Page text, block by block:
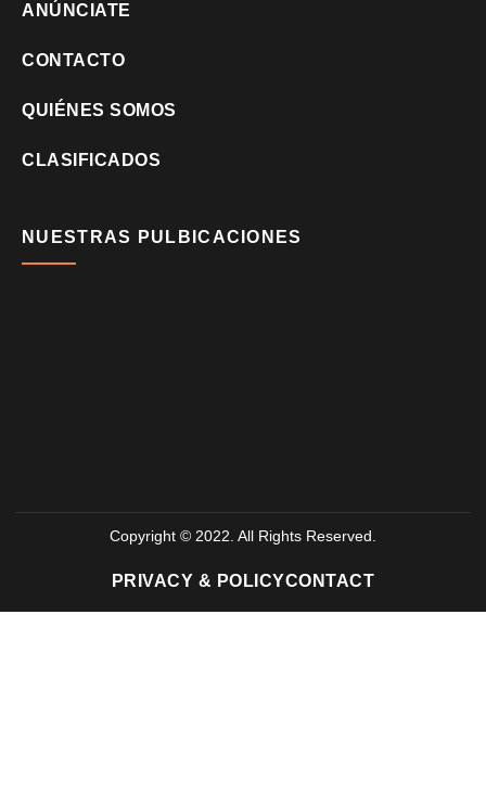
ANÚNCIATE
CONTACTO
QUIÉNES SOMOS
CLASIFICADOS
NUESTRAS PULBICACIONES
Copyright © 2022. All Rights Reserved.
PRIVACY & POLICYCONTACT